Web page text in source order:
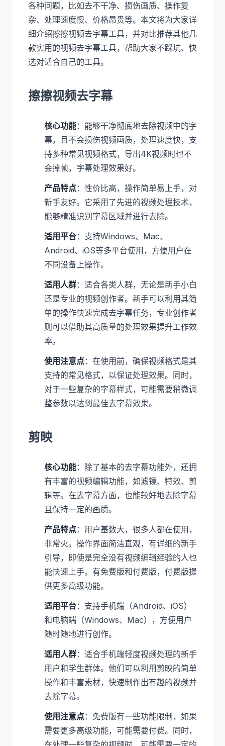
各种问题，比如去不干净、损伤画质、操作复
杂、处理速度慢、价格昂贵等。本文将为大家详
细介绍擦擦视频去字幕工具，并对比推荐其他几
款实用的视频去字幕工具，帮助大家不踩坑、快
选对适合自己的工具。
擦擦视频去字幕
核心功能：能够干净彻底地去除视频中的字
幕，且不会损伤视频画质，处理速度快，支
持多种常见视频格式，导出4K视频时也不
会掉帧，字幕处理效果好。
产品特点：性价比高，操作简单易上手，对
新手友好。它采用了先进的视频处理技术，
能够精准识别字幕区域并进行去除。
适用平台：支持Windows、Mac、
Android、iOS等多平台使用，方便用户在
不同设备上操作。
适用人群：适合各类人群，无论是新手小白
还是专业的视频创作者。新手可以利用其简
单的操作快速完成去字幕任务，专业创作者
则可以借助其高质量的处理效果提升工作效
率。
使用注意点：在使用前，确保视频格式是其
支持的常见格式，以保证处理效果。同时，
对于一些复杂的字幕样式，可能需要稍微调
整参数以达到最佳去字幕效果。
剪映
核心功能：除了基本的去字幕功能外，还拥
有丰富的视频编辑功能，如滤镜、特效、剪
辑等。在去字幕方面，也能较好地去除字幕
且保持一定的画质。
产品特点：用户基数大，很多人都在使用，
非常火。操作界面简洁直观，有详细的新手
引导，即使是完全没有视频编辑经验的人也
能快速上手。有免费版和付费版，付费版提
供更多高级功能。
适用平台：支持手机端（Android、iOS）
和电脑端（Windows、Mac），方便用户
随时随地进行创作。
适用人群：适合手机端轻度视频处理的新手
用户和学生群体。他们可以利用剪映的简单
操作和丰富素材，快速制作出有趣的视频并
去除字幕。
使用注意点：免费版有一些功能限制，如果
需要更多高级功能，可能需要付费。同时，